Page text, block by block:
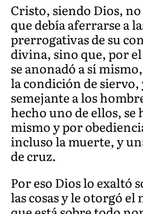
Cristo, siendo Dios,
que debía aferrarse a
prerrogativas de su
divina, sino que, por
se anonadó a sí
la condición de siervo,
semejante a los
hecho uno de ellos, se
mismo y por
incluso la muerte, y
de cruz.
Por eso Dios lo exaltó
las cosas y leotorgó el